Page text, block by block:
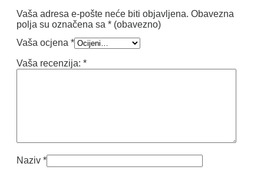
Vaša adresa e-pošte neće biti objavljena. Obavezna
polja su označena sa * (obavezno)
Vaša ocjena *
Vaša recenzija: *
Naziv *